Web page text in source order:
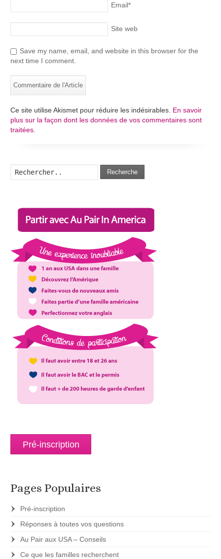
Email*
Site web
Save my name, email, and website in this browser for the
next time I comment.
Ce site utilise Akismet pour réduire les indésirables. En savoir
plus sur la façon dont les données de vos commentaires sont
traitées
Recherche
Pré-inscription
Pages Populaires
Pré-inscription
Réponses à toutes vos questions
Au Pair aux USA – Conseils
Ce que les familles recherchent